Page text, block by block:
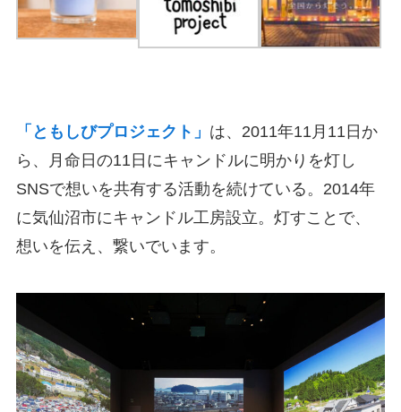
「ともしびプロジェクト」 は、2011年11月11日か
ら、月命日の11日にキャンドルに明かりを灯し
SNSで想いを共有する活動を続けている。2014年
に気仙沼市にキャンドル工房設立。灯すことで、
想いを伝え、繋いでいます。